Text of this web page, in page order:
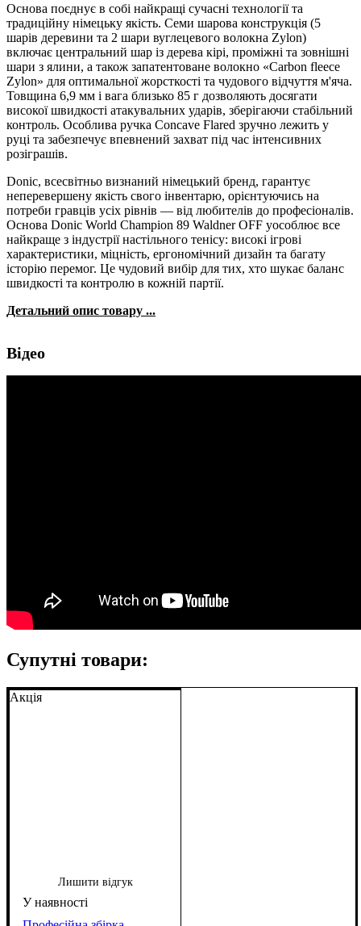
Основа поєднує в собі найкращі сучасні технології та
традиційну німецьку якість. Семи шарова конструкція (5
шарів деревини та 2 шари вуглецевого волокна Zylon)
включає центральний шар із дерева кірі, проміжні та зовнішні
шари з ялини, а також запатентоване волокно «Carbon fleece
Zylon» для оптимальної жорсткості та чудового відчуття м'яча.
Товщина 6,9 мм і вага близько 85 г дозволяють досягати
високої швидкості атакувальних ударів, зберігаючи стабільний
контроль. Особлива ручка Concave Flared зручно лежить у
руці та забезпечує впевнений захват під час інтенсивних
розіграшів.
Donic, всесвітньо визнаний німецький бренд, гарантує
неперевершену якість свого інвентарю, орієнтуючись на
потреби гравців усіх рівнів — від любителів до професіоналів.
Основа Donic World Champion 89 Waldner OFF уособлює все
найкраще з індустрії настільного тенісу: високі ігрові
характеристики, міцність, ергономічний дизайн та багату
історію перемог. Це чудовий вибір для тих, хто шукає баланс
швидкості та контролю в кожній партії.
Детальний опис товару ...
Відео
Супутні товари:
Акція
Лишити відгук